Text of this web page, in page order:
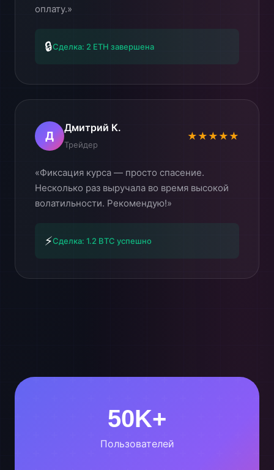
оплату.»
🔒Сделка: 2 ETH завершена
Д
Дмитрий К.
Трейдер
★★★★★
«Фиксация курса — просто спасение.
Несколько раз выручала во время высокой
волатильности. Рекомендую!»
⚡Сделка: 1.2 BTC успешно
50K+
Пользователей